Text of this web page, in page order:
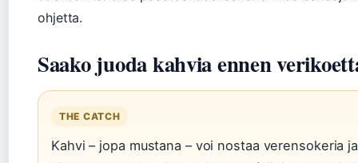
ohjetta.
Saako juoda kahvia ennen
THE CATCH
Kahvi – jopa mustana – voi nostaa verensokeria